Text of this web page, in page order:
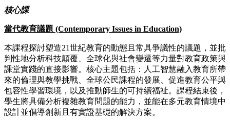
核心課
當代教育議題 (Contemporary Issues in Education)
本課程探討塑造21世紀教育的動態且常具爭議性的議題，並批
判性地分析科技顛覆、全球化與社會變遷等力量對教育政策與
課堂實踐的直接影響。核心主題包括：人工智慧融入教育所帶
來的倫理與教學挑戰、全球公民課程的發展、促進教育公平與
包容性學習環境，以及推動師生的可持續福祉。課程結束後，
學生將具備分析複雜教育問題的能力，並能在多元教育情境中
設計並倡導創新且有實證基礎的解決方案。